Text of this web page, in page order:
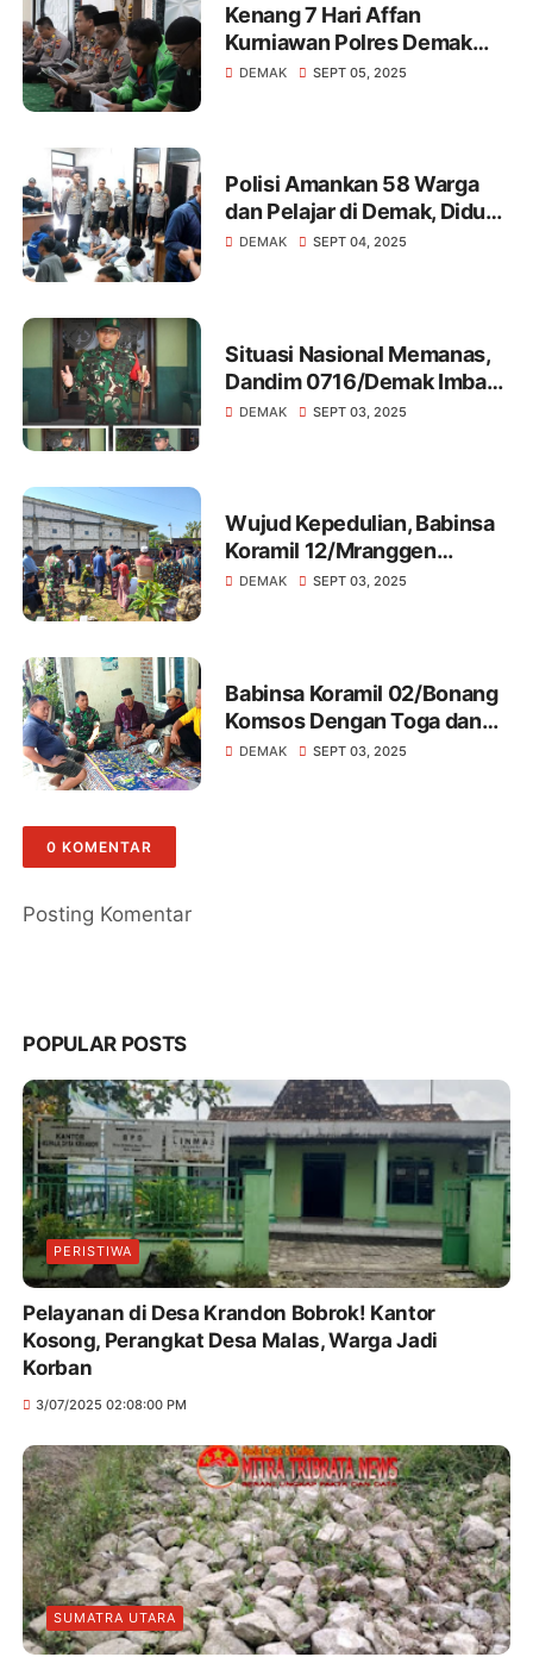
Kenang 7 Hari Affan
Kurniawan Polres Demak
dan Komunitas Ojol Gelar
DEMAK SEPT 05, 2025
Polisi Amankan 58 Warga
dan Pelajar di Demak, Diduga
Terprovokasi Medsos Akan
DEMAK SEPT 04, 2025
Situasi Nasional Memanas,
Dandim 0716/Demak Imbau
Warga Masyarakat Jaga
DEMAK SEPT 03, 2025
Wujud Kepedulian, Babinsa
Koramil 12/Mranggen
Melakukan Takziah Warga
DEMAK SEPT 03, 2025
Babinsa Koramil 02/Bonang
Komsos Dengan Toga dan
Tomas Di Wilayah Binaan
DEMAK SEPT 03, 2025
0 KOMENTAR
Posting Komentar
POPULAR POSTS
PERISTIWA
Pelayanan di Desa Krandon Bobrok! Kantor
Kosong, Perangkat Desa Malas, Warga Jadi
Korban
3/07/2025 02:08:00 PM
SUMATRA UTARA